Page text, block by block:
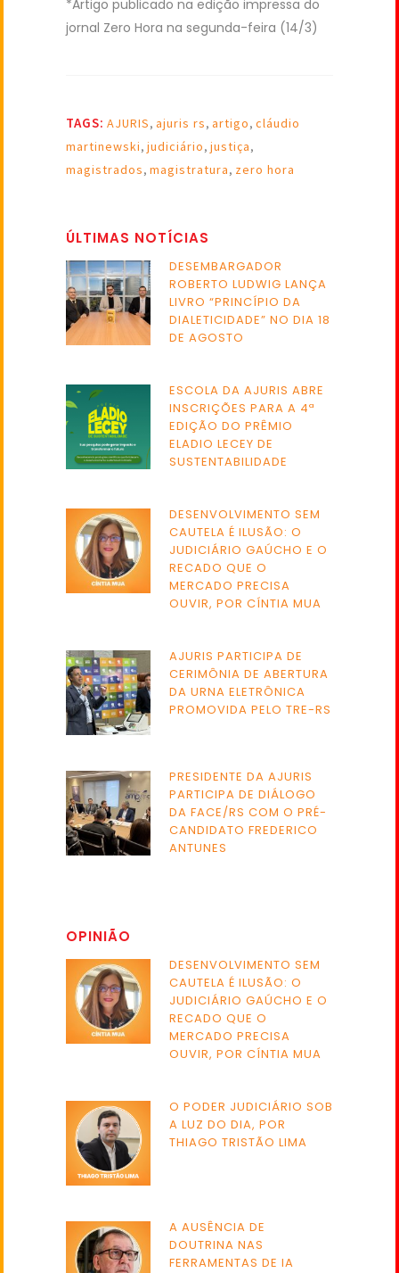
*Artigo publicado na edição impressa do
jornal Zero Hora na segunda-feira (14/3)
TAGS: AJURIS, ajuris rs, artigo, cláudio
martinewski, judiciário, justiça,
magistrados, magistratura, zero hora
ÚLTIMAS NOTÍCIAS
DESEMBARGADOR
ROBERTO LUDWIG LANÇA
LIVRO “PRINCÍPIO DA
DIALETICIDADE” NO DIA 18
DE AGOSTO
ESCOLA DA AJURIS ABRE
INSCRIÇÕES PARA A 4ª
EDIÇÃO DO PRÊMIO
ELADIO LECEY DE
SUSTENTABILIDADE
DESENVOLVIMENTO SEM
CAUTELA É ILUSÃO: O
JUDICIÁRIO GAÚCHO E O
RECADO QUE O
MERCADO PRECISA
OUVIR, POR CÍNTIA MUA
AJURIS PARTICIPA DE
CERIMÔNIA DE ABERTURA
DA URNA ELETRÔNICA
PROMOVIDA PELO TRE-RS
PRESIDENTE DA AJURIS
PARTICIPA DE DIÁLOGO
DA FACE/RS COM O PRÉ-
CANDIDATO FREDERICO
ANTUNES
OPINIÃO
DESENVOLVIMENTO SEM
CAUTELA É ILUSÃO: O
JUDICIÁRIO GAÚCHO E O
RECADO QUE O
MERCADO PRECISA
OUVIR, POR CÍNTIA MUA
O PODER JUDICIÁRIO SOB
A LUZ DO DIA, POR
THIAGO TRISTÃO LIMA
A AUSÊNCIA DE
DOUTRINA NAS
FERRAMENTAS DE IA